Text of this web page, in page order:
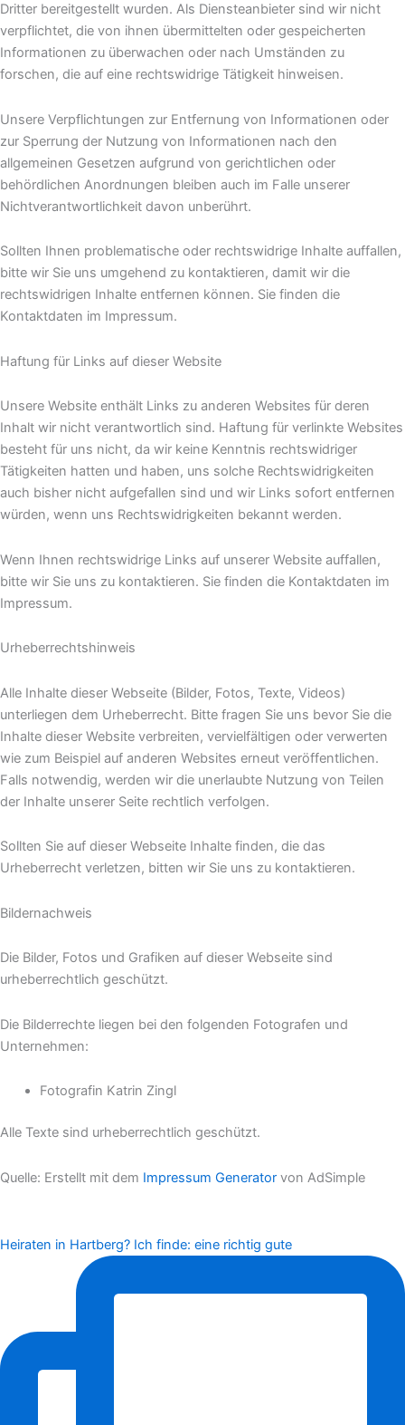
Dritter bereitgestellt wurden. Als Diensteanbieter sind wir nicht
verpflichtet, die von ihnen übermittelten oder gespeicherten
Informationen zu überwachen oder nach Umständen zu
forschen, die auf eine rechtswidrige Tätigkeit hinweisen.
Unsere Verpflichtungen zur Entfernung von Informationen oder
zur Sperrung der Nutzung von Informationen nach den
allgemeinen Gesetzen aufgrund von gerichtlichen oder
behördlichen Anordnungen bleiben auch im Falle unserer
Nichtverantwortlichkeit davon unberührt.
Sollten Ihnen problematische oder rechtswidrige Inhalte auffallen,
bitte wir Sie uns umgehend zu kontaktieren, damit wir die
rechtswidrigen Inhalte entfernen können. Sie finden die
Kontaktdaten im Impressum.
Haftung für Links auf dieser Website
Unsere Website enthält Links zu anderen Websites für deren
Inhalt wir nicht verantwortlich sind. Haftung für verlinkte Websites
besteht für uns nicht, da wir keine Kenntnis rechtswidriger
Tätigkeiten hatten und haben, uns solche Rechtswidrigkeiten
auch bisher nicht aufgefallen sind und wir Links sofort entfernen
würden, wenn uns Rechtswidrigkeiten bekannt werden.
Wenn Ihnen rechtswidrige Links auf unserer Website auffallen,
bitte wir Sie uns zu kontaktieren. Sie finden die Kontaktdaten im
Impressum.
Urheberrechtshinweis
Alle Inhalte dieser Webseite (Bilder, Fotos, Texte, Videos)
unterliegen dem Urheberrecht. Bitte fragen Sie uns bevor Sie die
Inhalte dieser Website verbreiten, vervielfältigen oder verwerten
wie zum Beispiel auf anderen Websites erneut veröffentlichen.
Falls notwendig, werden wir die unerlaubte Nutzung von Teilen
der Inhalte unserer Seite rechtlich verfolgen.
Sollten Sie auf dieser Webseite Inhalte finden, die das
Urheberrecht verletzen, bitten wir Sie uns zu kontaktieren.
Bildernachweis
Die Bilder, Fotos und Grafiken auf dieser Webseite sind
urheberrechtlich geschützt.
Die Bilderrechte liegen bei den folgenden Fotografen und
Unternehmen:
Fotografin Katrin Zingl
Alle Texte sind urheberrechtlich geschützt.
Quelle: Erstellt mit dem Impressum Generator von AdSimple
Heiraten in Hartberg? Ich finde: eine richtig gute